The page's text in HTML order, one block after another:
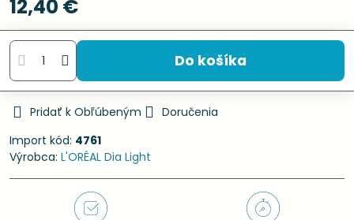
12,40 €
Do košíka
Pridať k Obľúbeným
Doručenia
Import kód: 4761
Výrobca: L'ORÉAL Dia Light